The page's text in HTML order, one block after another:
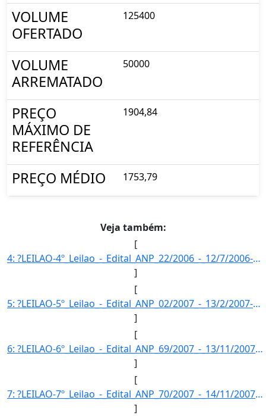
VOLUME
OFERTADO
125400
VOLUME
ARREMATADO
50000
PREÇO
MÁXIMO DE
REFERÊNCIA
1904,84
PREÇO MÉDIO 1753,79
Veja também:
[
4: ?LEILAO-4º_Leilao_-_Edital_ANP_22/2006_-_12/7/2006-FASE_DA_MISTURA-Fase_da_mistura_opcional_de_2%_-_]
]
[
5: ?LEILAO-5º_Leilao_-_Edital_ANP_02/2007_-_13/2/2007-FASE_DA_MISTURA-Fase_da_mistura_opcional_de_2%_-_]
]
[
6: ?LEILAO-6º_Leilao_-_Edital_ANP_69/2007_-_13/11/2007-FASE_DA_MISTURA-Fase_da_mistura_obrigatoria_(2%_]
]
[
7: ?LEILAO-7º_Leilao_-_Edital_ANP_70/2007_-_14/11/2007-FASE_DA_MISTURA-Fase_da_mistura_obrigatoria_(2%_]
]